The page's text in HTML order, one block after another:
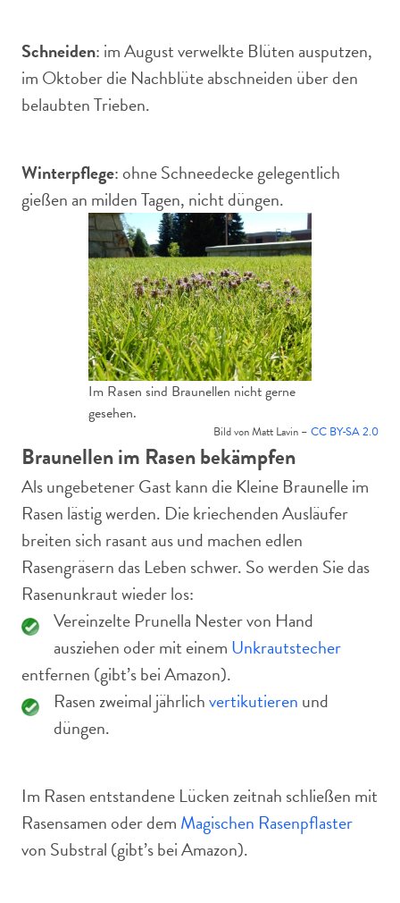
Schneiden: im August verwelkte Blüten ausputzen,
im Oktober die Nachblüte abschneiden über den
belaubten Trieben.
Winterpflege: ohne Schneedecke gelegentlich
gießen an milden Tagen, nicht düngen.
Im Rasen sind Braunellen nicht gerne
gesehen.
Bild von Matt Lavin – CC BY-SA 2.0
Braunellen im Rasen bekämpfen
Als ungebetener Gast kann die Kleine Braunelle im
Rasen lästig werden. Die kriechenden Ausläufer
breiten sich rasant aus und machen edlen
Rasengräsern das Leben schwer. So werden Sie das
Rasenunkraut wieder los:
Vereinzelte Prunella Nester von Hand
ausziehen oder mit einem Unkrautstecher
entfernen (gibt’s bei Amazon).
Rasen zweimal jährlichvertikutieren und
düngen.
Im Rasen entstandene Lücken zeitnah schließen mit
Rasensamen oder dem Magischen Rasenpflaster
von Substral (gibt’s bei Amazon).